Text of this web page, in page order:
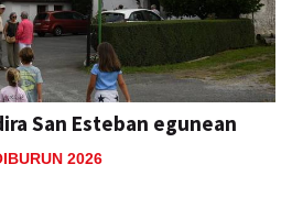
San Esteban egunean
2026